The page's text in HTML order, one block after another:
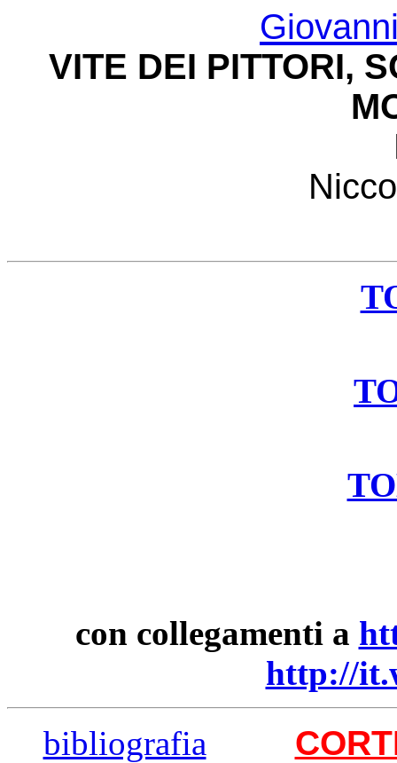
VITE DEI PITTORI,
con collegamenti a
http://
bibliografia